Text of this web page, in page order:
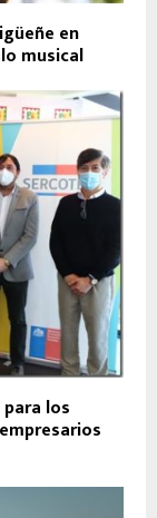
en
musical
los